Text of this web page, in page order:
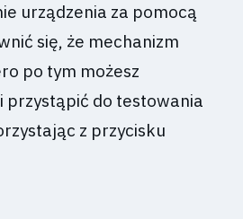
urządzenia za pomocą
się, że mechanizm
po tym możesz
przystąpić do testowania
z przycisku